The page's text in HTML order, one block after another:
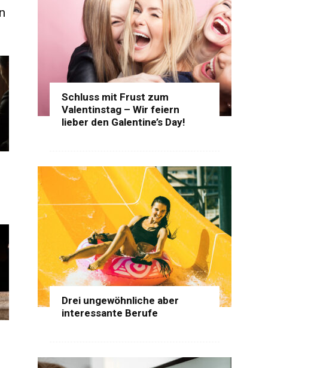
Schluss mit Frust zum
Valentinstag – Wir feiern
lieber den Galentine’s Day!
Drei ungewöhnliche aber
interessante Berufe